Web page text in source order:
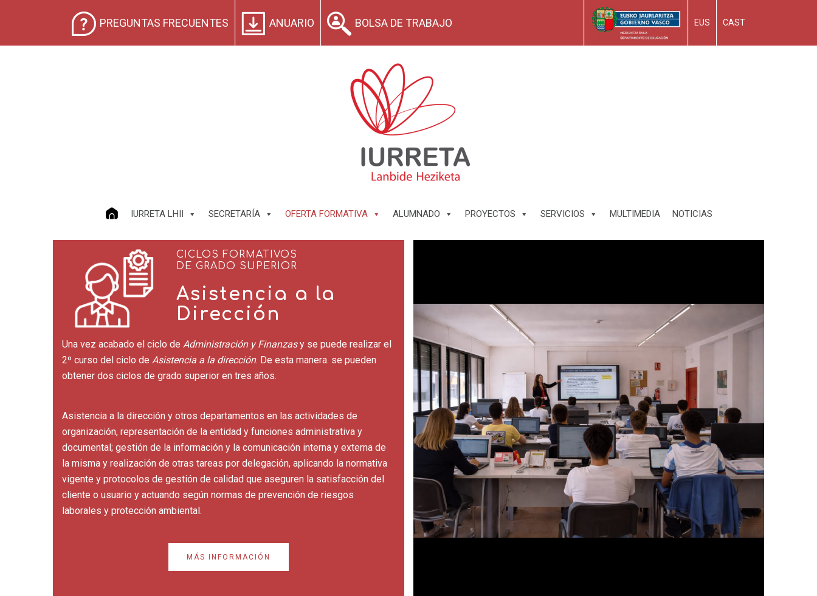
PREGUNTAS FRECUENTES ANUARIO BOLSA DE TRABAJO EUS CAST
IURRETA LHII SECRETARÍA OFERTA FORMATIVA ALUMNADO PROYECTOS SERVICIOS MULTIMEDIA NOTICIAS
CICLOS FORMATIVOS
DE GRADO SUPERIOR
Asistencia a la
Dirección
Una vez acabado el ciclo de Administración y Finanzasy se puede realizar el
2º curso del ciclo de Asistencia a la dirección. De esta manera. se pueden
obtener dos ciclos de grado superior en tres años.
Asistencia a la dirección y otros departamentos en las actividades de
organización, representación de la entidad y funciones administrativa y
documental; gestión de la información y la comunicación interna y externa de
la misma y realización de otras tareas por delegación, aplicando la normativa
vigente y protocolos de gestión de calidad que aseguren la satisfacción del
cliente o usuario y actuando según normas de prevención de riesgos
laborales y protección ambiental.
MÁS INFORMACIÓN